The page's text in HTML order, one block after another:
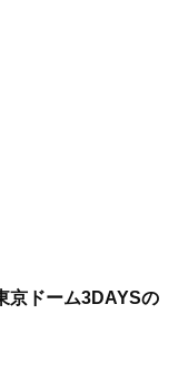
ドーム3DAYSの